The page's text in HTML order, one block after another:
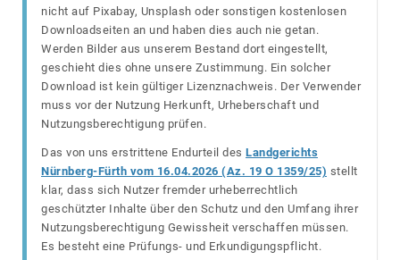
nicht auf Pixabay, Unsplash oder sonstigen kostenlosen
Downloadseiten an und haben dies auch nie getan.
Werden Bilder aus unserem Bestand dort eingestellt,
geschieht dies ohne unsere Zustimmung. Ein solcher
Download ist kein gültiger Lizenznachweis. Der Verwender
muss vor der Nutzung Herkunft, Urheberschaft und
Nutzungsberechtigung prüfen.
Das von uns erstrittene Endurteil des Landgerichts
Nürnberg-Fürth vom 16.04.2026 (Az. 19 O 1359/25) stellt
klar, dass sich Nutzer fremder urheberrechtlich
geschützter Inhalte über den Schutz und den Umfang ihrer
Nutzungsberechtigung Gewissheit verschaffen müssen.
Es besteht eine Prüfungs- und Erkundigungspflicht.